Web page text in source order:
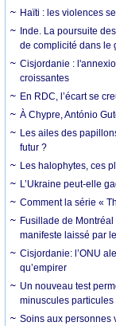
Haïti : les violences
Inde. La poursuite
de complicité dans le
Cisjordanie :
croissantes
En RDC, l’écart se
À Chypre, António
Les ailes des
futur ?
Les halophytes, ces
L’Ukraine peut-elle
Comment la série «
Fusillade de Montréal
manifeste laissé par
Cisjordanie: l’ONU
qu’empirer
Un nouveau test
minuscules
Soins aux personnes